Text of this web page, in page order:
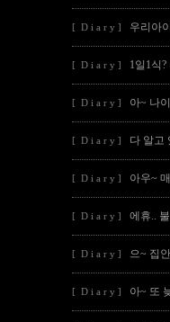
[ D i a r y ] 우리아
[ D i a r y ] 1일1식
[ D i a r y ] 아~ 나
[ D i a r y ] 다 알고
[ D i a r y ] 아우~
[ D i a r y ] 에휴..
[ D i a r y ] 으~ 집
[ D i a r y ] 아~ 또